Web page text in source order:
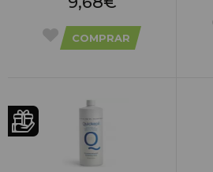
COMPRAR